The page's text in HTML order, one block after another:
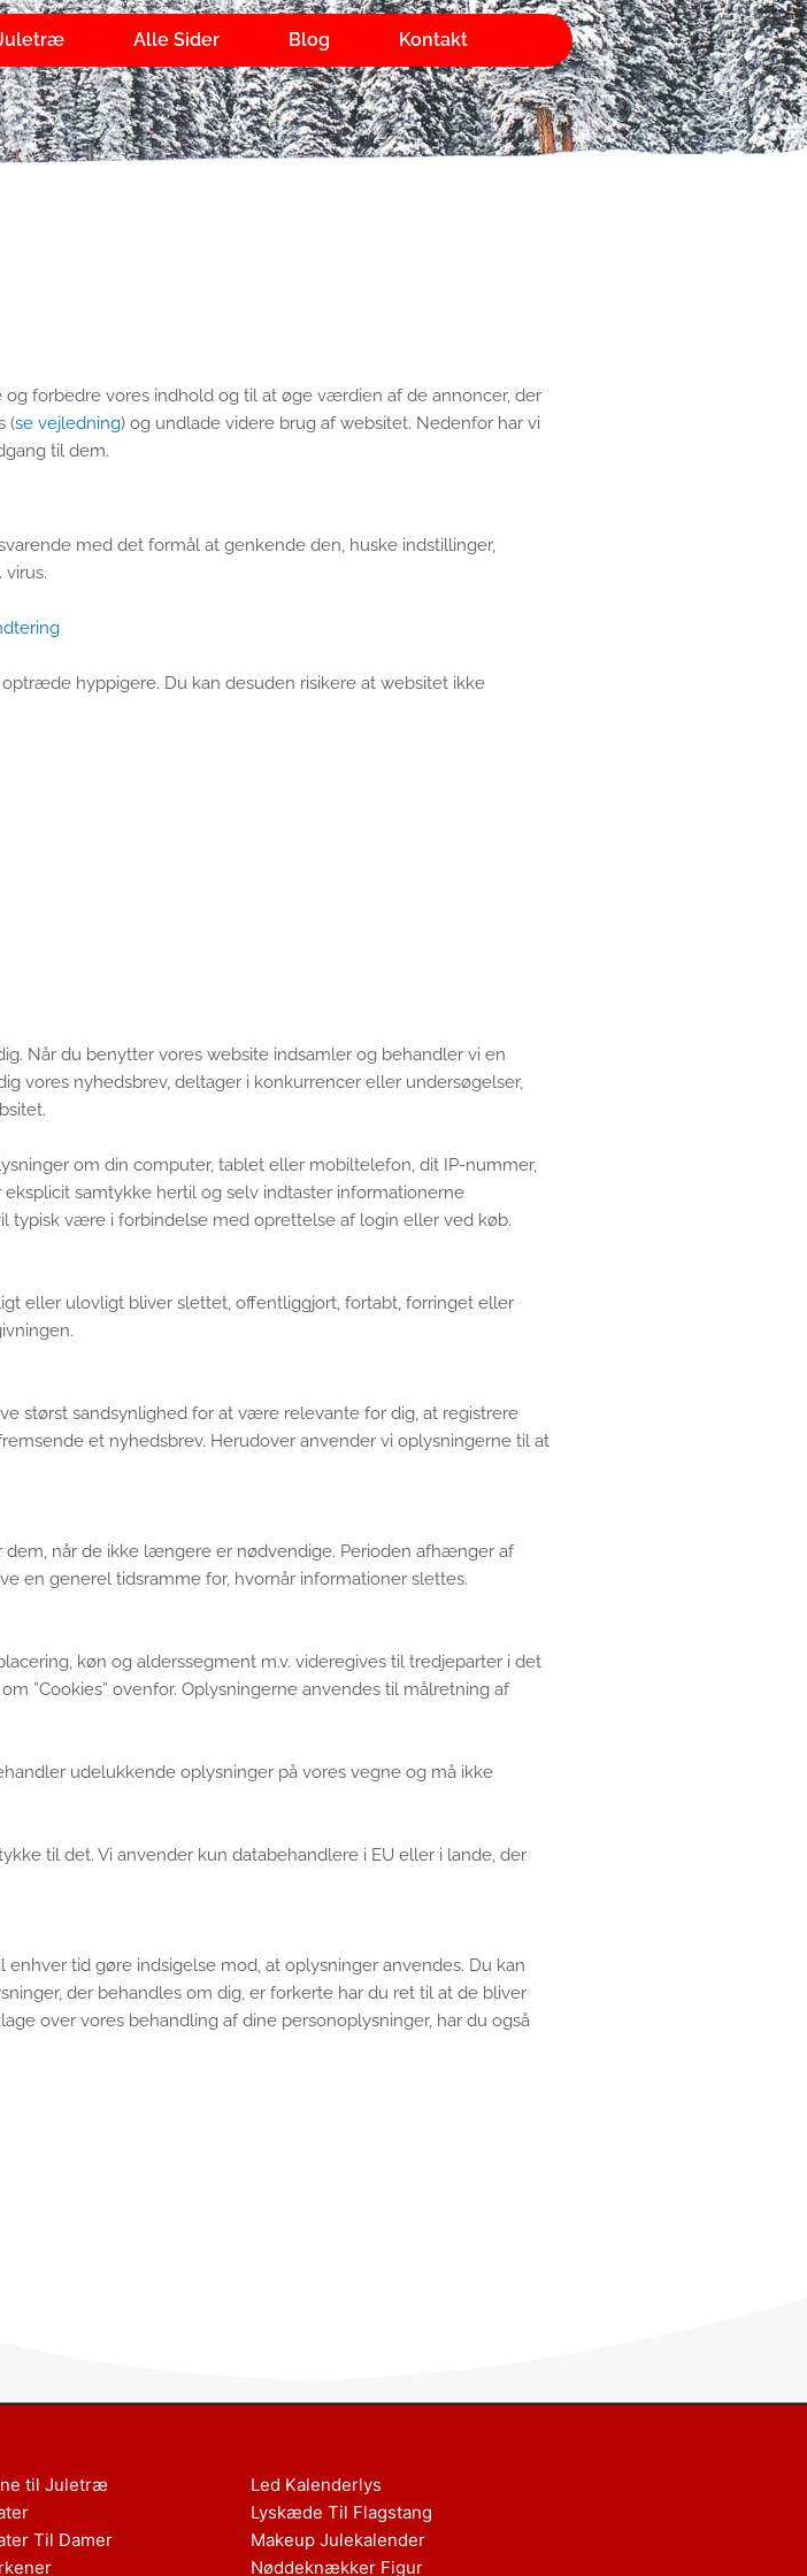
Alle Sider Blog Kontakt
forbedre vores indhold og til at øge værdien af de annoncer, der
(se vejledning) og undlade videre brug af websitet. Nedenfor har vi
til dem.
med det formål at genkende den, huske indstillinger,
hyppigere. Du kan desuden risikere at websitet ikke
Når du benytter vores website indsamler og behandler vi en
vores nyhedsbrev, deltager i konkurrencer eller undersøgelser,
om din computer, tablet eller mobiltelefon, dit IP-nummer,
samtykke hertil og selv indtaster informationerne
typisk være i forbindelse med oprettelse af login eller ved køb.
eller ulovligt bliver slettet, offentliggjort, fortabt, forringet eller
størst sandsynlighed for at være relevante for dig, at registrere
et nyhedsbrev. Herudover anvender vi oplysningerne til at
når de ikke længere er nødvendige. Perioden afhænger af
en generel tidsramme for, hvornår informationer slettes.
køn og alderssegment m.v. videregives til tredjeparter i det
”Cookies” ovenfor. Oplysningerne anvendes til målretning af
udelukkende oplysninger på vores vegne og må ikke
til det. Vi anvender kun databehandlere i EU eller i lande, der
tid gøre indsigelse mod, at oplysninger anvendes. Du kan
der behandles om dig, er forkerte har du ret til at de bliver
over vores behandling af dine personoplysninger, har du også
til Juletræ
Til Damer
Led Kalenderlys
Lyskæde Til Flagstang
Makeup Julekalender
Nøddeknækker Figur